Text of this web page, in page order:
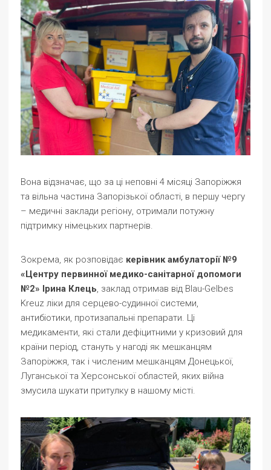
Вона відзначає, що за ці неповні 4 місяці Запоріжжя
та вільна частина Запорізької області, в першу чергу
– медичні заклади регіону, отримали потужну
підтримку німецьких партнерів.
Зокрема, як розповідає керівник амбулаторії №9
«Центру первинної медико-санітарної допомоги
№2» Ірина Клець, заклад отримав від Blau-Gelbes
Kreuz ліки для серцево-судинної системи,
антибіотики, протизапальні препарати. Ці
медикаменти, які стали дефіцитними у кризовий для
країни період, стануть у нагоді як мешканцям
Запоріжжя, так і численим мешканцям Донецької,
Луганської та Херсонської областей, яких війна
змусила шукати притулку в нашому місті.